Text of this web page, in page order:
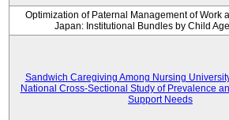
Optimization of Paternal Management of Work
Japan: Institutional Bundles by Child
Sandwich Caregiving Among Nursing
National Cross-Sectional Study of Prevalence
Support Needs